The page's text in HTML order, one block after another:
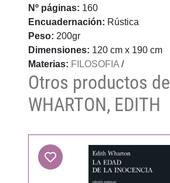
Nº páginas: 160
Encuadernación: Rústica
Peso: 200gr
Dimensiones: 120 cm x 190 cm
Materias: FILOSOFIA /
Otros productos de
WHARTON, EDITH